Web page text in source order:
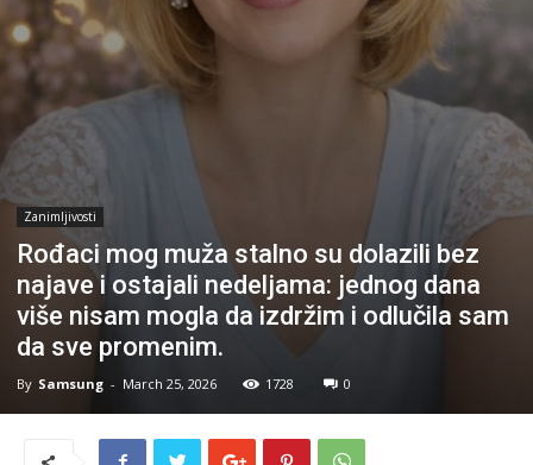
Zanimljivosti
Rođaci mog muža stalno su dolazili bez
najave i ostajali nedeljama: jednog dana
više nisam mogla da izdržim i odlučila sam
da sve promenim.
By Samsung - March 25, 2026 1728 0